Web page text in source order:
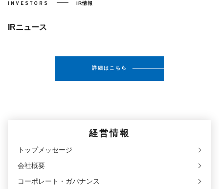
INVESTORS IR情報
IRニュース
詳細はこちら
経営情報
トップメッセージ
会社概要
コーポレート・ガバナンス